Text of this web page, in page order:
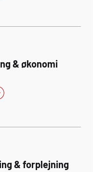
& økonomi
& forplejning